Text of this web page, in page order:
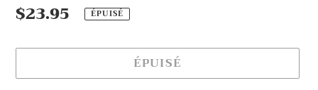
Prix
$23.95 ÉPUISÉ
ÉPUISÉ